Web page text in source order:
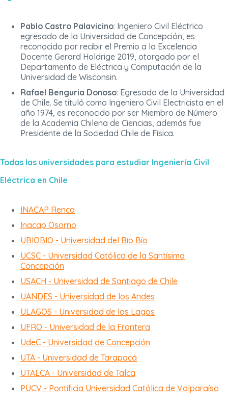
Pablo Castro Palavicino: Ingeniero Civil Eléctrico
egresado de la Universidad de Concepción, es
reconocido por recibir el Premio a la Excelencia
Docente Gerard Holdrige 2019, otorgado por el
Departamento de Eléctrica y Computación de la
Universidad de Wisconsin.
Rafael Benguria Donoso: Egresado de la Universidad
de Chile. Se tituló como Ingeniero Civil Electricista en el
año 1974, es reconocido por ser Miembro de Número
de la Academia Chilena de Ciencias, además fue
Presidente de la Sociedad Chile de Física.
Todas las universidades para estudiar Ingeniería Civil
Eléctrica en Chile
INACAP Renca
Inacap Osorno
UBIOBIO - Universidad del Bío Bío
UCSC - Universidad Católica de la Santísima
Concepción
USACH - Universidad de Santiago de Chile
UANDES - Universidad de los Andes
ULAGOS - Universidad de los Lagos
UFRO - Universidad de la Frontera
UdeC - Universidad de Concepción
UTA - Universidad de Tarapacá
UTALCA - Universidad de Talca
PUCV - Pontificia Universidad Católica de Valparaíso